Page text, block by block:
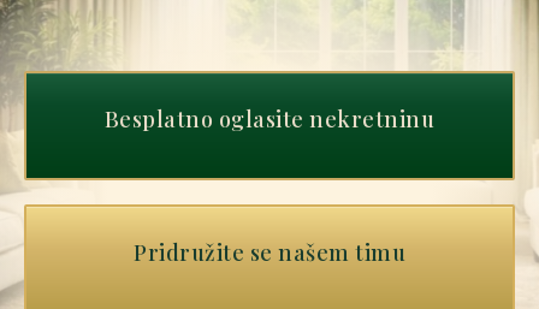
Besplatno oglasite nekretninu
Pridružite se našem timu